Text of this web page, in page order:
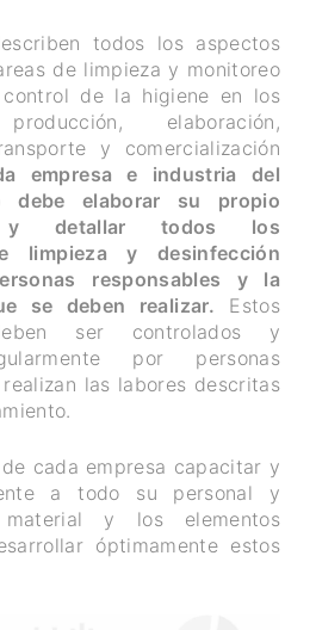
todos los aspectos
de limpieza y monitoreo
de la higiene en los
elaboración,
y comercialización
empresa e industria del
debe elaborar su propio
y detallar todos los
limpieza y desinfección
responsables y la
se deben realizar. Estos
ser controlados y
por personas
las labores descritas
cada empresa capacitar y
a todo su personal y
y los elementos
óptimamente estos